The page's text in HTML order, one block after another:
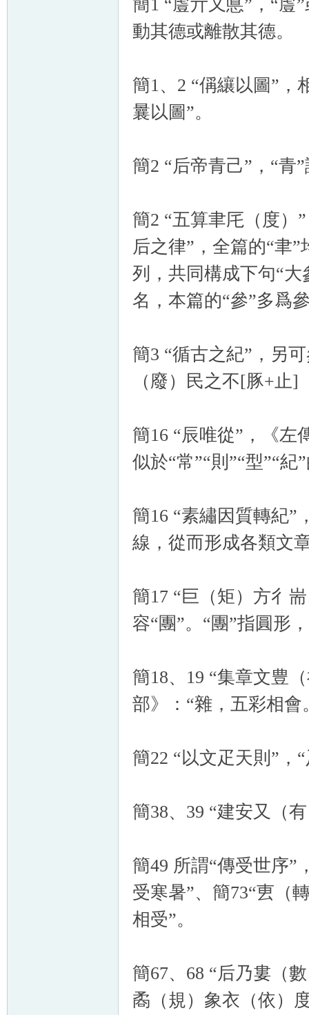
簡1 “䖒亓又悳”，“䖒
動其德或離散其德。
簡1、2 “偁纕以圖”，
曩以圖”。
簡2 “后帝青己”，“青
簡2 “五算聿厇（度）
后之律”，全篇的“聿
列，共同構成下句“
名，本篇的“參”多爲
簡3 “循古之紀”，另
（廢）民之不[豚+止]
簡16 “辰唯從”，《左
似於“常”“則”“型”“紀
簡16 “素繡因質轉紀
線，從而形成各類文
簡17 “巨（矩）方彳
容“團”。“團”指圓形
簡18、19 “集章文豊
部》：“雜，五彩相會
簡22 “以文疋天則”，
簡38、39 “建安又（
簡49 所謂“傳受世序”
受寒暑”、簡73“叀（
相受”。
簡67、68 “后乃婁（
矞（規）象衣（依）